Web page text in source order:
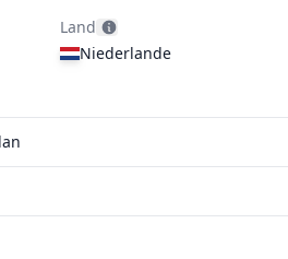
Land
Niederlande